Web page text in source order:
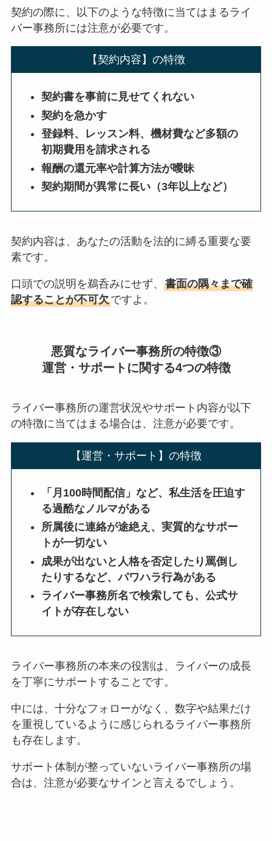
契約の際に、以下のような特徴に当てはまるライ
バー事務所には注意が必要です。
【契約内容】の特徴
契約書を事前に見せてくれない
契約を急かす
登録料、レッスン料、機材費など多額の
初期費用を請求される
報酬の還元率や計算方法が曖昧
契約期間が異常に長い（3年以上など）
契約内容は、あなたの活動を法的に縛る重要な要
素です。
口頭での説明を鵜呑みにせず、 書面の隅々まで確
認することが不可欠ですよ。
悪質なライバー事務所の特徴③
運営・サポートに関する4つの特徴
ライバー事務所の運営状況やサポート内容が以下
の特徴に当てはまる場合は、注意が必要です。
【運営・サポート】の特徴
「月100時間配信」など、私生活を圧迫す
る過酷なノルマがある
所属後に連絡が途絶え、実質的なサポー
トが一切ない
成果が出ないと人格を否定したり罵倒し
たりするなど、パワハラ行為がある
ライバー事務所名で検索しても、公式サ
イトが存在しない
ライバー事務所の本来の役割は、ライバーの成長
を丁寧にサポートすることです。
中には、十分なフォローがなく、数字や結果だけ
を重視しているように感じられるライバー事務所
も存在します。
サポート体制が整っていないライバー事務所の場
合は、注意が必要なサインと言えるでしょう。